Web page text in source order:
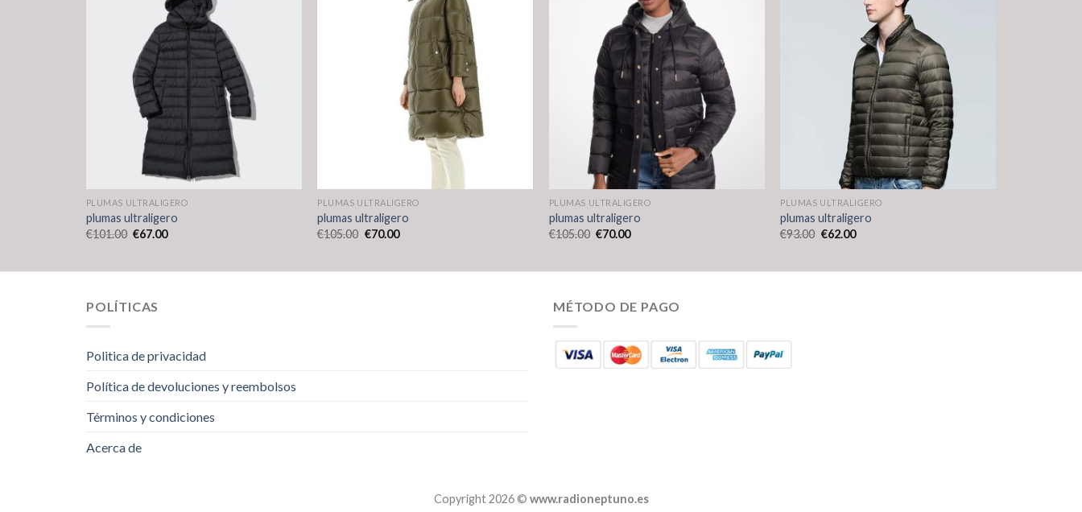
PLUMAS ULTRALIGERO
plumas ultraligero
€101.00 €67.00
PLUMAS ULTRALIGERO
plumas ultraligero
€105.00 €70.00
PLUMAS ULTRALIGERO
plumas ultraligero
€105.00 €70.00
PLUMAS ULTRALIGERO
plumas ultraligero
€93.00 €62.00
POLÍTICAS
Politica de privacidad
Política de devoluciones y reembolsos
Términos y condiciones
Acerca de
MÉTODO DE PAGO
Copyright 2026 © www.radioneptuno.es